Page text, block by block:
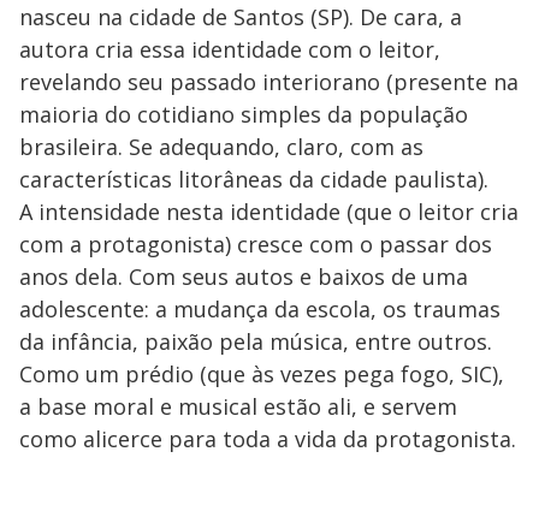
nasceu na cidade de Santos (SP). De cara, a
autora cria essa identidade com o leitor,
revelando seu passado interiorano (presente na
maioria do cotidiano simples da população
brasileira. Se adequando, claro, com as
características litorâneas da cidade paulista).
A intensidade nesta identidade (que o leitor cria
com a protagonista) cresce com o passar dos
anos dela. Com seus autos e baixos de uma
adolescente: a mudança da escola, os traumas
da infância, paixão pela música, entre outros.
Como um prédio (que às vezes pega fogo, SIC),
a base moral e musical estão ali, e servem
como alicerce para toda a vida da protagonista.